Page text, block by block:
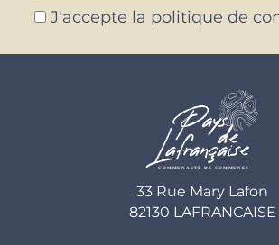
J'accepte la politique de
33 Rue Mary Lafon
82130 LAFRANCAISE